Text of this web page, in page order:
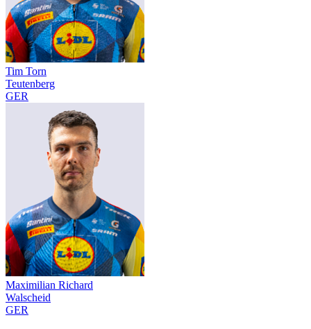
Tim Torn
Teutenberg
GER
Maximilian Richard
Walscheid
GER